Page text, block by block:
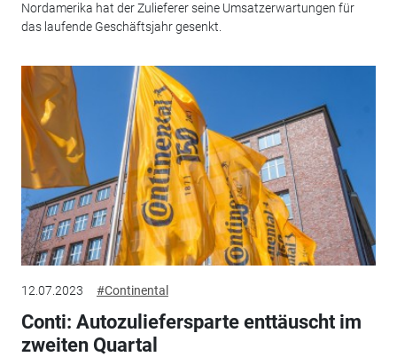
Nordamerika hat der Zulieferer seine Umsatzerwartungen für
das laufende Geschäftsjahr gesenkt.
12.07.2023 #Continental
Conti: Autozuliefersparte enttäuscht im
zweiten Quartal